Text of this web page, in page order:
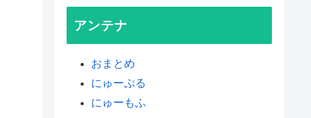
アンテナ
おまとめ
にゅーぷる
にゅーもふ